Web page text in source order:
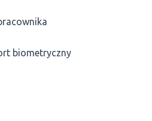
biometryczny